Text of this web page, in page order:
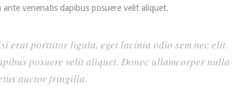
venenatis dapibus posuere velit aliquet.
erat porttitor ligula, eget lacinia odio sem nec elit.
posuere velit aliquet. Donec ullamcorper nulla
auctor fringilla.